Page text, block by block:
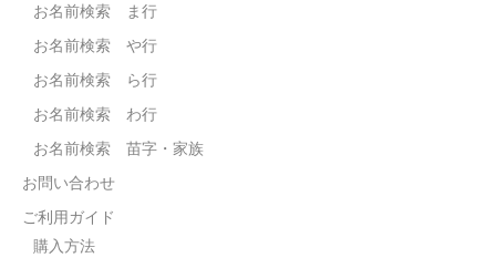
お名前検索 ま行
お名前検索 や行
お名前検索 ら行
お名前検索 わ行
お名前検索 苗字・家族
お問い合わせ
ご利用ガイド
購入方法